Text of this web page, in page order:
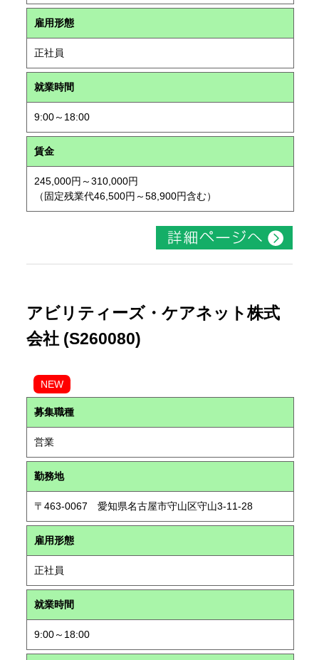
雇用形態
正社員
就業時間
9:00～18:00
賃金
245,000円～310,000円
（固定残業代46,500円～58,900円含む）
アビリティーズ・ケアネット株式
会社 (S260080)
NEW
募集職種
営業
勤務地
〒463-0067 愛知県名古屋市守山区守山3-11-28
雇用形態
正社員
就業時間
9:00～18:00